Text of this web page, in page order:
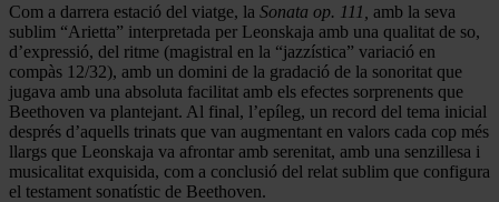
Com a darrera estació del viatge, la Sonata op. 111, amb la seva
sublim “Arietta” interpretada per Leonskaja amb una qualitat de so,
d’expressió, del ritme (magistral en la “jazzística” variació en
compàs 12/32), amb un domini de la gradació de la sonoritat que
jugava amb una absoluta facilitat amb els efectes sorprenents que
Beethoven va plantejant. Al final, l’epíleg, un record del tema inicial
després d’aquells trinats que van augmentant en valors cada cop més
llargs que Leonskaja va afrontar amb serenitat, amb una senzillesa i
musicalitat exquisida, com a conclusió del relat sublim que configura
el testament sonatístic de Beethoven.